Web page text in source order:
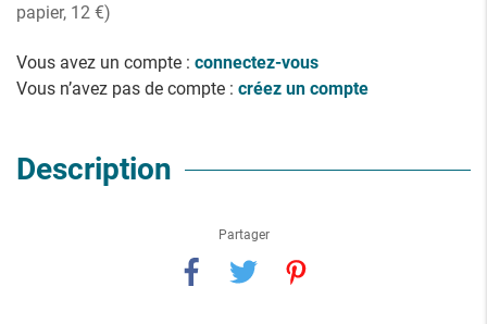
papier, 12 €)
Vous avez un compte : connectez-vous
Vous n’avez pas de compte : créez un compte
Description
Partager